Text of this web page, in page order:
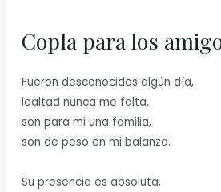
Copla para los
Fueron desconocidos algún día,
lealtad nunca me falta,
son para mi una familia,
son de peso en mi balanza.
Su presencia es absoluta,